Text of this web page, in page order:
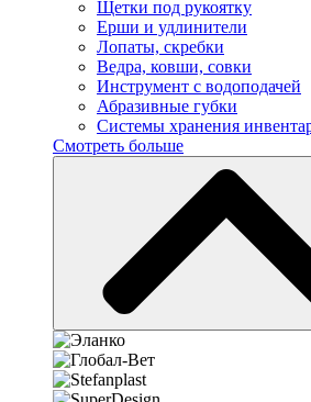
Щетки под рукоятку
Ерши и удлинители
Лопаты, скребки
Ведра, ковши, совки
Инструмент с водоподачей
Абразивные губки
Системы хранения
Смотреть больше